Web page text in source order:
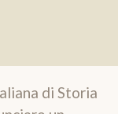
di Storia